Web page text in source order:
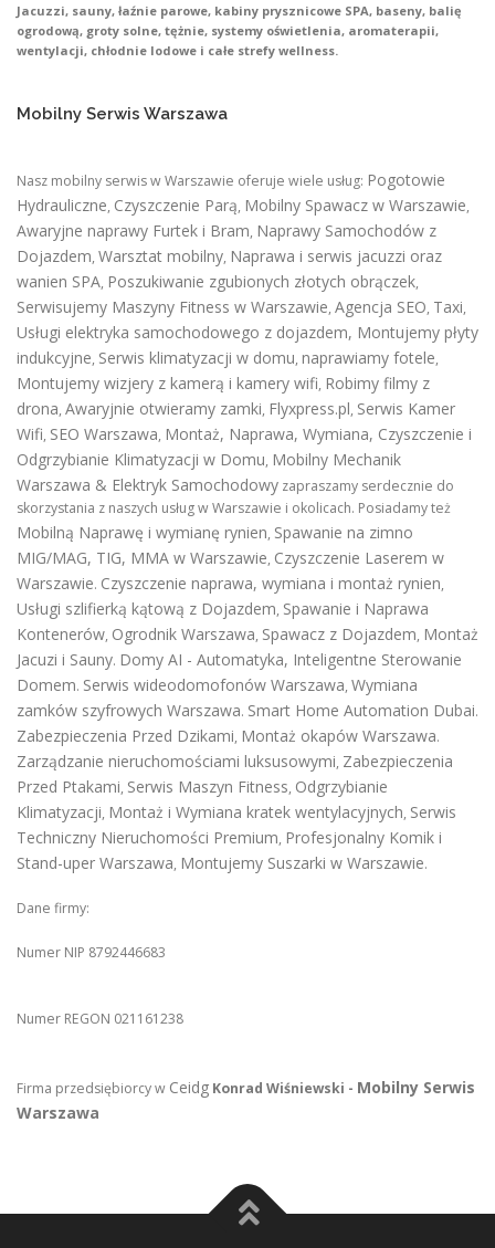
Jacuzzi, sauny, łaźnie parowe, kabiny prysznicowe SPA, baseny, balię
ogrodową, groty solne, tężnie, systemy oświetlenia, aromaterapii,
wentylacji, chłodnie lodowe i całe strefy wellness.
Mobilny Serwis Warszawa
Nasz mobilny serwis w Warszawie oferuje wiele usług: Pogotowie
Hydrauliczne, Czyszczenie Parą, Mobilny Spawacz w Warszawie,
Awaryjne naprawy Furtek i Bram, Naprawy Samochodów z
Dojazdem, Warsztat mobilny, Naprawa i serwis jacuzzi oraz
wanien SPA, Poszukiwanie zgubionych złotych obrączek,
Serwisujemy Maszyny Fitness w Warszawie, Agencja SEO, Taxi,
Usługi elektryka samochodowego z dojazdem, Montujemy płyty
indukcyjne, Serwis klimatyzacji w domu, naprawiamy fotele,
Montujemy wizjery z kamerą i kamery wifi, Robimy filmy z
drona, Awaryjnie otwieramy zamki, Flyxpress.pl, Serwis Kamer
Wifi, SEO Warszawa, Montaż, Naprawa, Wymiana, Czyszczenie i
Odgrzybianie Klimatyzacji w Domu, Mobilny Mechanik
Warszawa & Elektryk Samochodowy zapraszamy serdecznie do
skorzystania z naszych usług w Warszawie i okolicach. Posiadamy też
Mobilną Naprawę i wymianę rynien, Spawanie na zimno
MIG/MAG, TIG, MMA w Warszawie, Czyszczenie Laserem w
Warszawie. Czyszczenie naprawa, wymiana i montaż rynien,
Usługi szlifierką kątową z Dojazdem, Spawanie i Naprawa
Kontenerów, Ogrodnik Warszawa, Spawacz z Dojazdem, Montaż
Jacuzi i Sauny. Domy AI - Automatyka, Inteligentne Sterowanie
Domem. Serwis wideodomofonów Warszawa, Wymiana
zamków szyfrowych Warszawa. Smart Home Automation Dubai.
Zabezpieczenia Przed Dzikami, Montaż okapów Warszawa.
Zarządzanie nieruchomościami luksusowymi, Zabezpieczenia
Przed Ptakami, Serwis Maszyn Fitness, Odgrzybianie
Klimatyzacji, Montaż i Wymiana kratek wentylacyjnych, Serwis
Techniczny Nieruchomości Premium, Profesjonalny Komik i
Stand-uper Warszawa, Montujemy Suszarki w Warszawie.
Dane firmy:
Numer NIP 8792446683
Numer REGON 021161238
Firma przedsiębiorcy w Ceidg Konrad Wiśniewski - Mobilny Serwis
Warszawa